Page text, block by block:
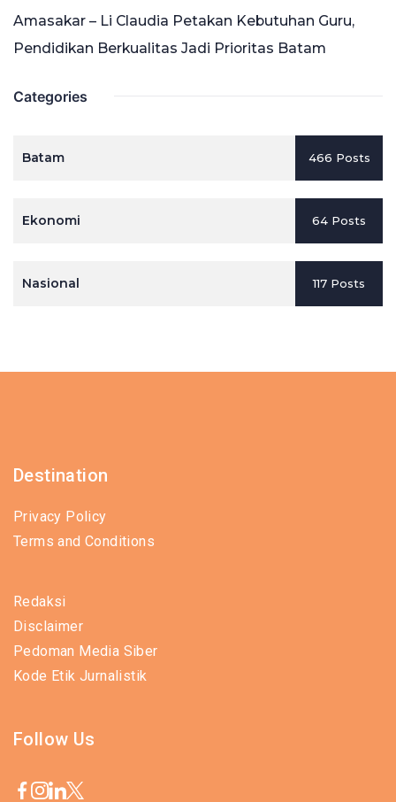
Amasakar – Li Claudia Petakan Kebutuhan Guru,
Pendidikan Berkualitas Jadi Prioritas Batam
Categories
Batam 466 Posts
Ekonomi 64 Posts
Nasional 117 Posts
Destination
Privacy Policy
Terms and Conditions
Redaksi
Disclaimer
Pedoman Media Siber
Kode Etik Jurnalistik
Follow Us